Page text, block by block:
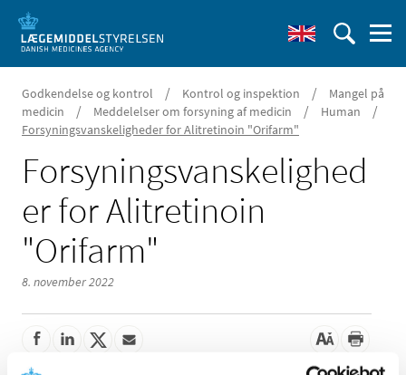
Godkendelse og kontrol / Kontrol og inspektion /
Mangel på
medicin
/ Meddelelser om forsyning af medicin / Human /
Forsyningsvanskeligheder for Alitretinoin "Orifarm"
Forsyningsvanskelighed
er for Alitretinoin
"Orifarm"
8. november 2022